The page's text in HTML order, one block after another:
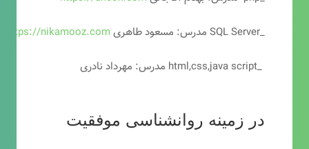
_SQL Server مدرس: مسعود طاهری
https://nikamooz.com
_html,css,java script مدرس: مهرداد نادری
در زمینه روانشناسی موفقیت